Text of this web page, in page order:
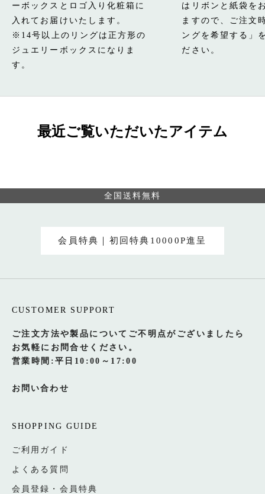
ーボックスとロゴ入り化粧箱に
入れてお届けいたします。
※14号以上のリングは正方形の
ジュエリーボックスになりま
す。
はリボンと紙袋を
ますので、ご注文
ングを希望する」
ださい。
最近ご覧いただいたアイテム
全国送料無料
会員特典｜初回特典10000P進呈
CUSTOMER SUPPORT
ご注文方法や製品についてご不明点がございましたら
お気軽にお問合せください。
営業時間:平日10:00～17:00
お問い合わせ
SHOPPING GUIDE
ご利用ガイド
よくある質問
会員登録・会員特典